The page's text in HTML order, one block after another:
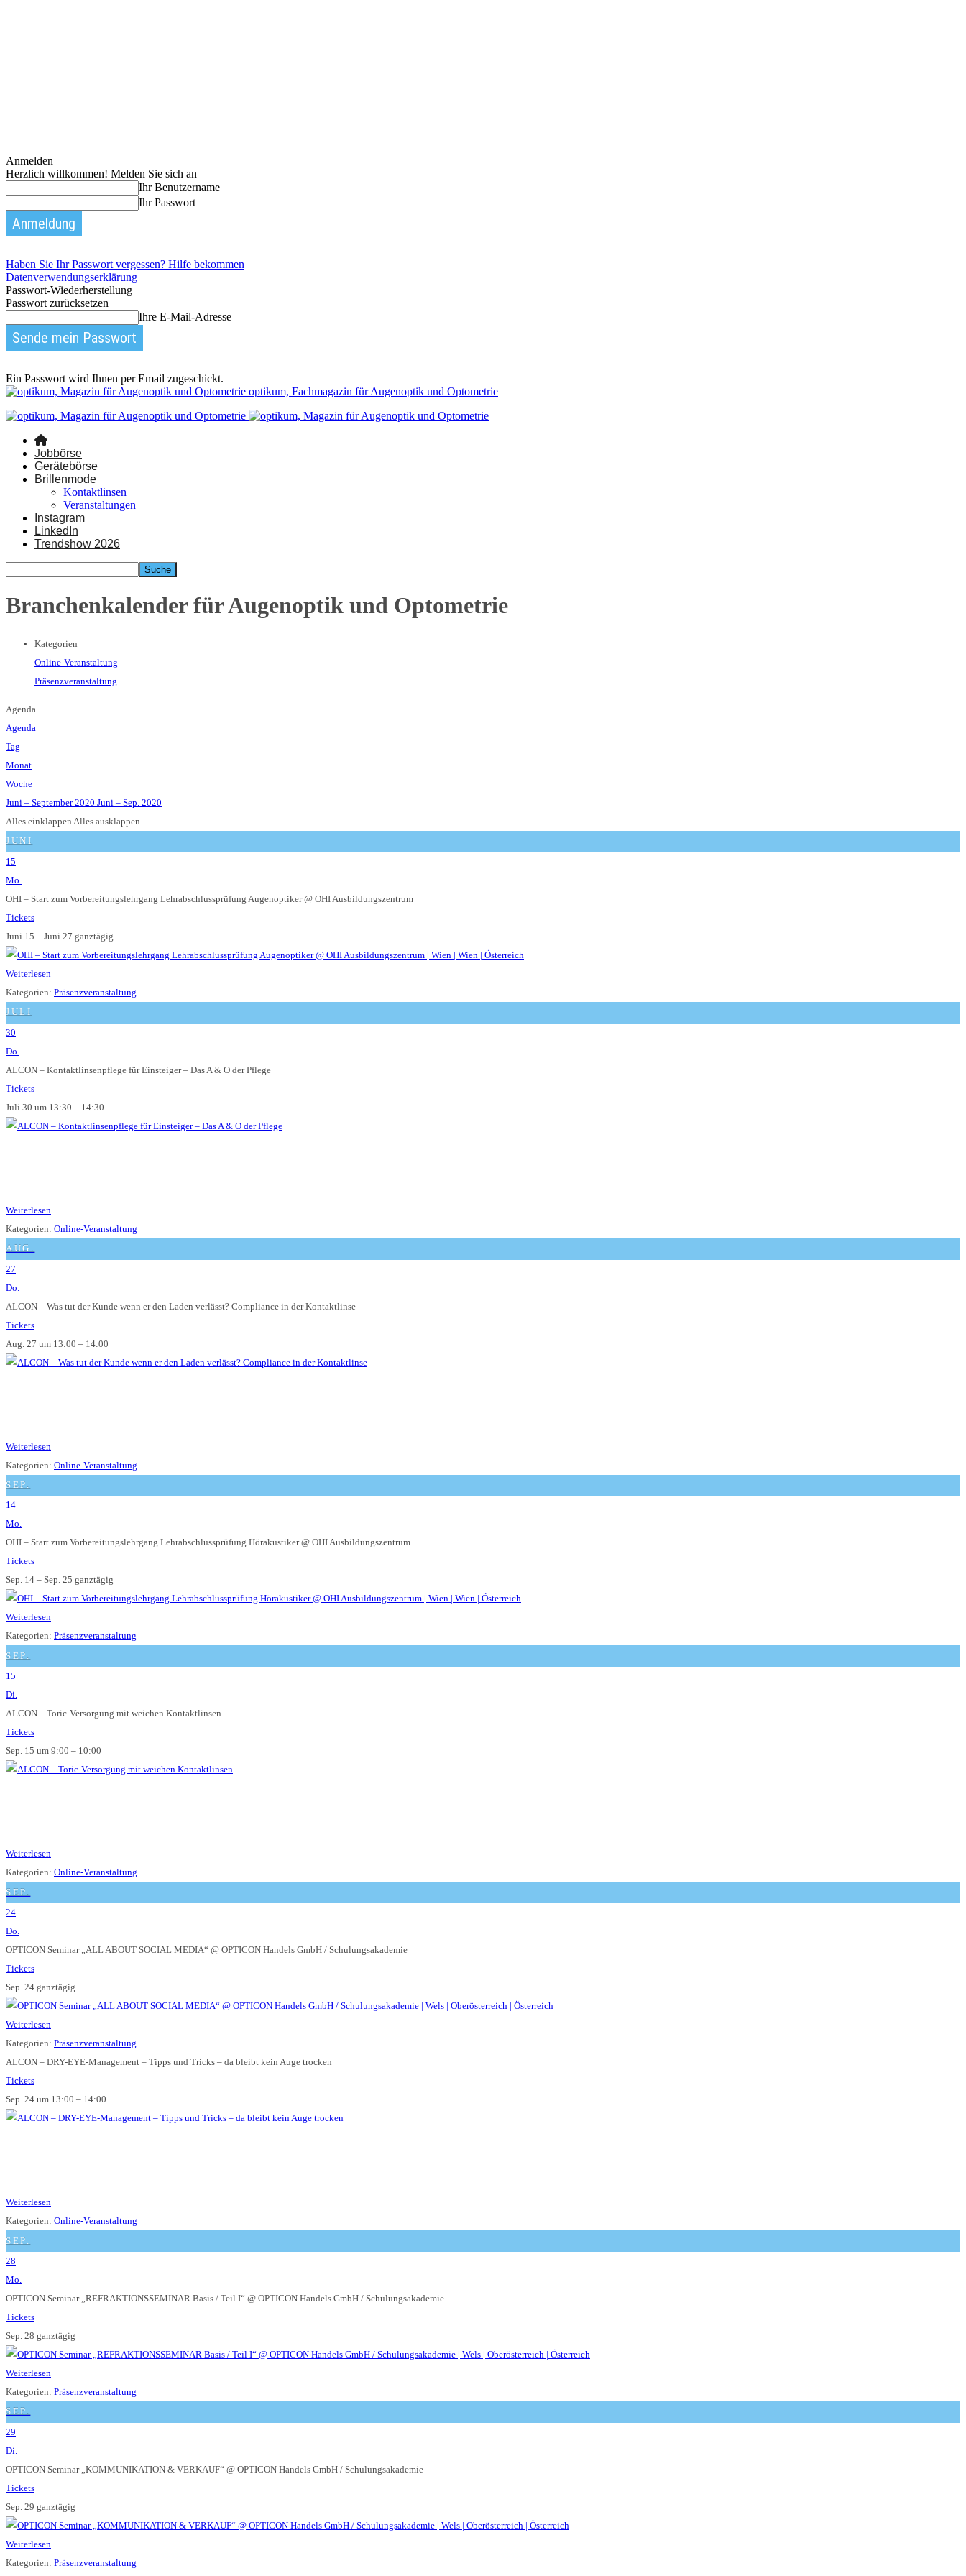
Anmelden
Herzlich willkommen! Melden Sie sich an
Ihr Benutzername
Ihr Passwort
Haben Sie Ihr Passwort vergessen? Hilfe bekommen
Datenverwendungserklärung
Passwort-Wiederherstellung
Passwort zurücksetzen
Ihre E-Mail-Adresse
Ein Passwort wird Ihnen per Email zugeschickt.
optikum, Fachmagazin für Augenoptik und Optometrie
Jobbörse
Gerätebörse
Brillenmode
Kontaktlinsen
Veranstaltungen
Instagram
LinkedIn
Trendshow 2026
Branchenkalender für Augenoptik und Optometrie
Kategorien
Online-Veranstaltung
Präsenzveranstaltung
Agenda
Agenda
Tag
Monat
Woche
Juni – September 2020 Juni – Sep. 2020
Alles einklappen Alles ausklappen
JUNI
15
Mo.
OHI – Start zum Vorbereitungslehrgang Lehrabschlussprüfung Augenoptiker@ OHI Ausbildungszentrum
Tickets
Juni 15 – Juni 27 ganztägig
Weiterlesen
Kategorien: Präsenzveranstaltung
JULI
30
Do.
ALCON – Kontaktlinsenpflege für Einsteiger – Das A & O der Pflege
Tickets
Juli 30 um 13:30 – 14:30
Weiterlesen
Kategorien: Online-Veranstaltung
AUG.
27
Do.
ALCON – Was tut der Kunde wenn er den Laden verlässt? Compliance in der Kontaktlinse
Tickets
Aug. 27 um 13:00 – 14:00
Weiterlesen
Kategorien: Online-Veranstaltung
SEP.
14
Mo.
OHI – Start zum Vorbereitungslehrgang Lehrabschlussprüfung Hörakustiker@ OHI Ausbildungszentrum
Tickets
Sep. 14 – Sep. 25 ganztägig
Weiterlesen
Kategorien: Präsenzveranstaltung
SEP.
15
Di.
ALCON – Toric-Versorgung mit weichen Kontaktlinsen
Tickets
Sep. 15 um 9:00 – 10:00
Weiterlesen
Kategorien: Online-Veranstaltung
SEP.
24
Do.
OPTICON Seminar „ALL ABOUT SOCIAL MEDIA“ @ OPTICON Handels GmbH / Schulungsakademie
Tickets
Sep. 24 ganztägig
Weiterlesen
Kategorien: Präsenzveranstaltung
ALCON – DRY-EYE-Management – Tipps und Tricks – da bleibt kein Auge trocken
Tickets
Sep. 24 um 13:00 – 14:00
Weiterlesen
Kategorien: Online-Veranstaltung
SEP.
28
Mo.
OPTICON Seminar „REFRAKTIONSSEMINAR Basis / Teil I“ @ OPTICON Handels GmbH / Schulungsakademie
Tickets
Sep. 28 ganztägig
Weiterlesen
Kategorien: Präsenzveranstaltung
SEP.
29
Di.
OPTICON Seminar „KOMMUNIKATION & VERKAUF“ @ OPTICON Handels GmbH / Schulungsakademie
Tickets
Sep. 29 ganztägig
Weiterlesen
Kategorien: Präsenzveranstaltung